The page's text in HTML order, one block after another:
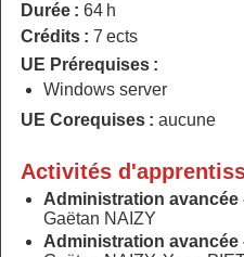
Durée : 64 h
Crédits : 7 ects
UE Prérequises :
Windows server
UE Corequises : aucune
Activités
Administration avancée
Gaëtan NAIZY
Administration